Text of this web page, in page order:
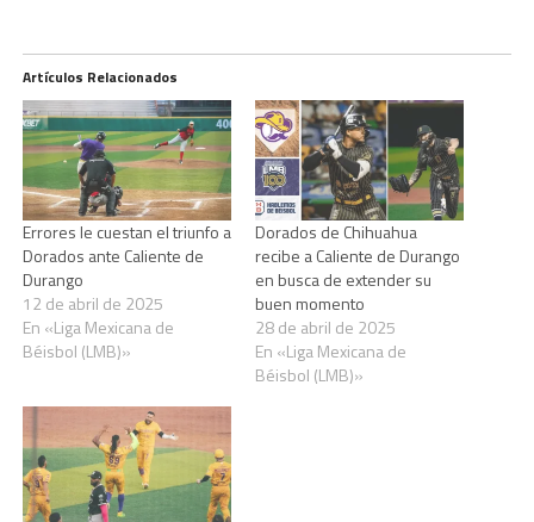
Artículos Relacionados
Errores le cuestan el triunfo a
Dorados ante Caliente de
Durango
12 de abril de 2025
En «Liga Mexicana de
Béisbol (LMB)»
Dorados de Chihuahua
recibe a Caliente de Durango
en busca de extender su
buen momento
28 de abril de 2025
En «Liga Mexicana de
Béisbol (LMB)»